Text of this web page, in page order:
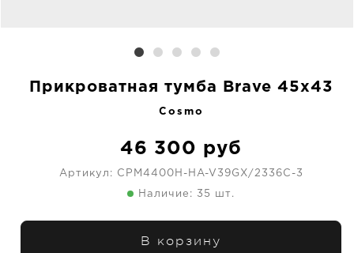
Прикроватная тумба Brave 45х43
Cosmo
46 300 руб
Артикул: CPM4400H-HA-V39GX/2336C-3
Наличие: 35 шт.
В корзину